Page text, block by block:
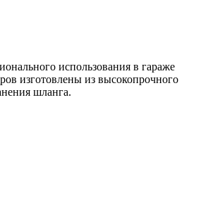
использования в гараже
изготовлены из высокопрочного
шланга.